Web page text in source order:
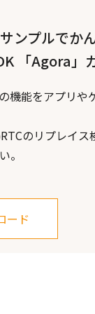
ンプルでか
「Agora」
機能をアプリ
のリプレイ
。
ード